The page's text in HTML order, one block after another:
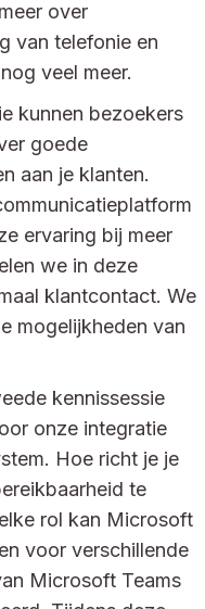
over
van telefonie en
veel meer.
kunnen bezoekers
goede
aan je klanten.
ervaring bij meer
we in deze
klantcontact. We
mogelijkheden van
kennissessie
onze integratie
Hoe richt je je
te
rol kan Microsoft
voor verschillende
Microsoft Teams